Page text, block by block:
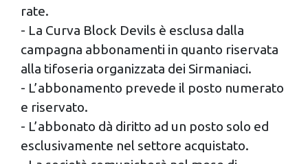
rate.
- La Curva Block Devils è esclusa dalla
campagna abbonamenti in quanto riservata
alla tifoseria organizzata dei Sirmaniaci.
- L’abbonamento prevede il posto numerato
e riservato.
- L’abbonato dà diritto ad un posto solo ed
esclusivamente nel settore acquistato.